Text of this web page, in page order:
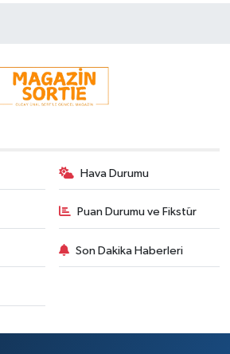
Hava Durumu
Puan Durumu ve Fikstür
Son Dakika Haberleri